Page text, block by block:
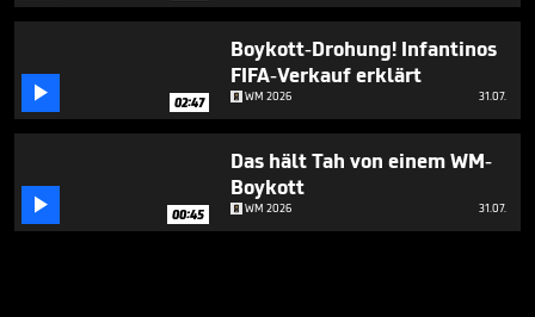
 02:47
Boykott-Drohung! Infantinos
FIFA-Verkauf erklärt
WM 2026 31.07.
 00:45
Das hält Tah von einem WM-
Boykott
WM 2026 31.07.